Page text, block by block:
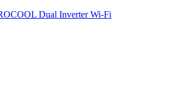
Dual Inverter Wi-Fi